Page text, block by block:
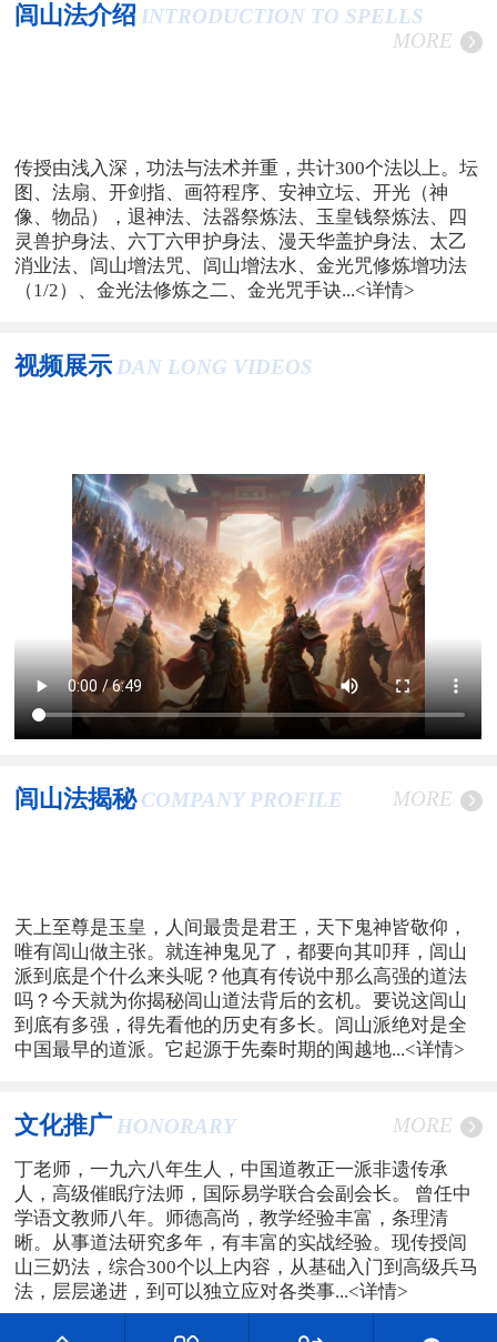
闾山法介绍 INTRODUCTION TO SPELLS
MORE
传授由浅入深，功法与法术并重，共计300个法以上。坛
图、法扇、开剑指、画符程序、安神立坛、开光（神
像、物品），退神法、法器祭炼法、玉皇钱祭炼法、四
灵兽护身法、六丁六甲护身法、漫天华盖护身法、太乙
消业法、闾山增法咒、闾山增法水、金光咒修炼增功法
（1/2）、金光法修炼之二、金光咒手诀...<详情>
视频展示 DAN LONG VIDEOS
闾山法揭秘 COMPANY PROFILE MORE
天上至尊是玉皇，人间最贵是君王，天下鬼神皆敬仰，
唯有闾山做主张。就连神鬼见了，都要向其叩拜，闾山
派到底是个什么来头呢？他真有传说中那么高强的道法
吗？今天就为你揭秘闾山道法背后的玄机。要说这闾山
到底有多强，得先看他的历史有多长。闾山派绝对是全
中国最早的道派。它起源于先秦时期的闽越地...<详情>
文化推广 HONORARY MORE
丁老师，一九六八年生人，中国道教正一派非遗传承
人，高级催眠疗法师，国际易学联合会副会长。 曾任中
学语文教师八年。师德高尚，教学经验丰富，条理清
晰。从事道法研究多年，有丰富的实战经验。现传授闾
山三奶法，综合300个以上内容，从基础入门到高级兵马
法，层层递进，到可以独立应对各类事...<详情>